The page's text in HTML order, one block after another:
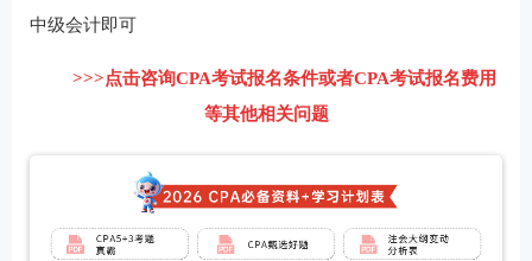
中级会计即可
>>>点击咨询CPA考试报名条件或者CPA考试报名费用
等其他相关问题